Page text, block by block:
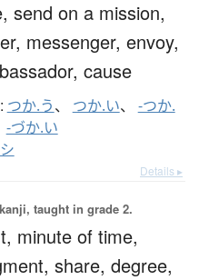
send on a mission,
messenger, envoy,
cause
つか.う、 つか.い、 -つか.
-づか.い
シ
Details ▸
taught in grade 2.
minute of time,
share, degree,